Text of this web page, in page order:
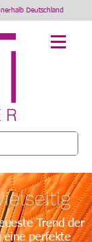
Deutschland
Trend der
eine perfekte